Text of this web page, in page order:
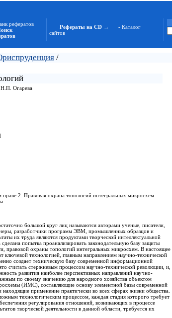
рефератов
Рефераты на CD →
- Каталог
сайтов
/
Н.П. Огарева
2. Правовая охрана топологий интегральных микросхем
большой круг лиц называются авторами ученые, писатели,
разработчики программ ЭВМ, промышленных образцов и
их труда являются продуктами творческой интеллектуальной
попытка проанализировать законодательную базу защиты
правовой охраны топологий интегральных микросхем. В настоящее
ключевой технологией, главным направлением научно-технической
создает техническую базу современной информационной
считать стержневым процессом научно-технической революции, и,
развития наиболее перспективных направлений научно-
по своему значению для народного хозяйства объектом
(ИМС), составляющие основу элементной базы современной
применение практически во всех сферах жизни общества.
технологическим процессом, каждая стадия которого требует
регулирования отношений, возникающих в процессе
творческой деятельности в данной области, требуется их